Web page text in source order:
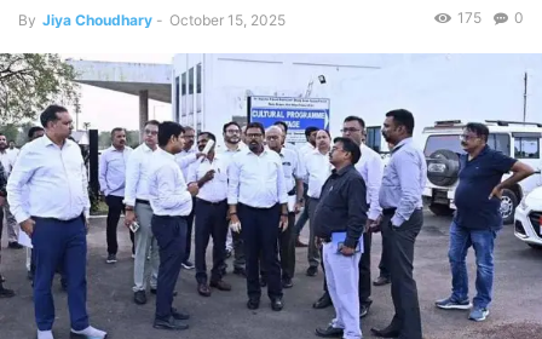
By Jiya Choudhary - October 15, 2025 0
175